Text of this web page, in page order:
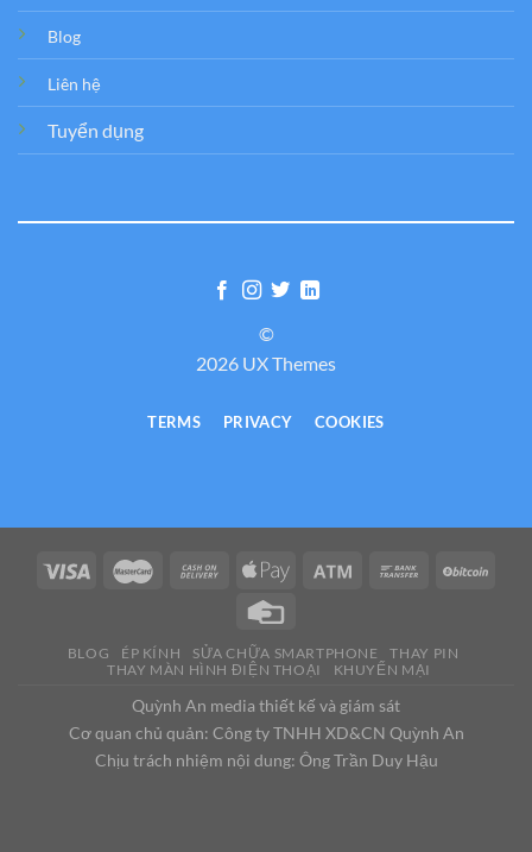
Blog
Liên hệ
Tuyển dụng
©
2026 UX Themes
TERMS PRIVACY COOKIES
BLOG ÉP KÍNH SỬA CHỮA SMARTPHONE
THAY PIN
THAY MÀN HÌNH ĐIỆN THOẠI
KHUYẾN MẠI
Quỳnh An media thiết kế và giám sát
Cơ quan chủ quản: Công ty TNHH XD&CN Quỳnh An
Chịu trách nhiệm nội dung: Ông Trần Duy Hậu